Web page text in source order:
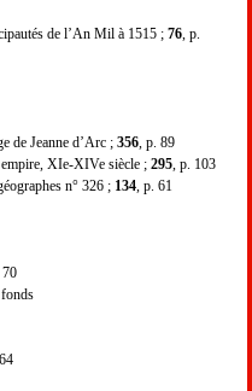
de l’An Mil à 1515 ; 76 , p.
de Jeanne d’Arc ; 356 , p. 89
XIe-XIVe siècle ; 295 , p. 103
n° 326 ; 134 , p. 61
70